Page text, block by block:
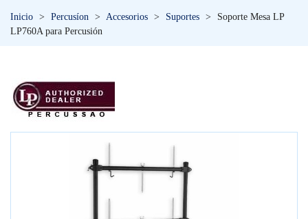
Inicio > Percusíon > Accesorios > Suportes >
Soporte Mesa LP
LP760A para Percusión